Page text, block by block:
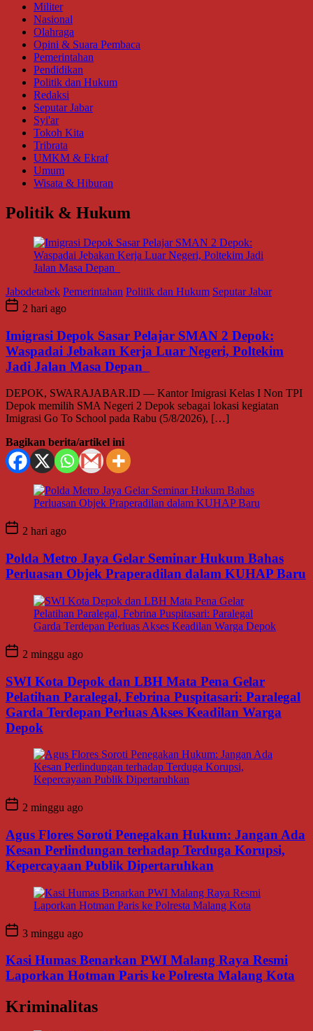
Militer
Nasional
Olahraga
Opini & Suara Pembaca
Pemerintahan
Pendidikan
Politik dan Hukum
Redaksi
Seputar Jabar
Syi'ar
Tokoh Kita
Tribrata
UMKM & Ekraf
Umum
Wisata & Hiburan
Politik & Hukum
Jabodetabek Pemerintahan Politik dan Hukum Seputar Jabar
2 hari ago
Imigrasi Depok Sasar Pelajar SMAN 2 Depok:
Waspadai Jebakan Kerja Luar Negeri, Poltekim
Jadi Jalan Masa Depan
DEPOK, SWARAJABAR.ID — Kantor Imigrasi Kelas I Non TPI
Depok memilih SMA Negeri 2 Depok sebagai lokasi kegiatan
Imigrasi Go To School pada Rabu (5/8/2026), […]
Bagikan berita/artikel ini
2 hari ago
Polda Metro Jaya Gelar Seminar Hukum Bahas
Perluasan Objek Praperadilan dalam KUHAP Baru
2 minggu ago
SWI Kota Depok dan LBH Mata Pena Gelar
Pelatihan Paralegal, Febrina Puspitasari: Paralegal
Garda Terdepan Perluas Akses Keadilan Warga
Depok
2 minggu ago
Agus Flores Soroti Penegakan Hukum: Jangan Ada
Kesan Perlindungan terhadap Terduga Korupsi,
Kepercayaan Publik Dipertaruhkan
3 minggu ago
Kasi Humas Benarkan PWI Malang Raya Resmi
Laporkan Hotman Paris ke Polresta Malang Kota
Kriminalitas